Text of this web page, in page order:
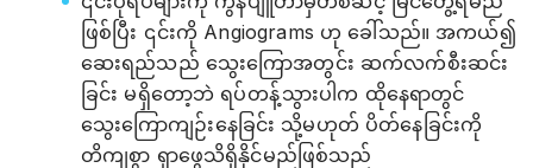
ဖြစ်ပြီး ၎င်းကို Angiograms ဟု ခေါ်သည်။ အကယ်၍
ဆေးရည်သည် သွေးကြောအတွင်း ဆက်လက်စီးဆင်း
ခြင်း မရှိတော့ဘဲ ရပ်တန့်သွားပါက ထိုနေရာတွင်
သွေးကြောကျဉ်းနေခြင်း သို့မဟုတ် ပိတ်နေခြင်းကို
တိကျစွာ ရှာဖွေသိရှိနိုင်မည်ဖြစ်သည်